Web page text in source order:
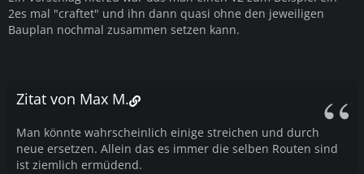
2es mal "craftet" und ihn dann quasi ohne den jeweiligen
Bauplan nochmal zusammen setzen kann.
Zitat von Max M.
Man könnte wahrscheinlich einige streichen und durch
neue ersetzen. Allein das es immer die selben Routen sind
ist ziemlich ermüdend.